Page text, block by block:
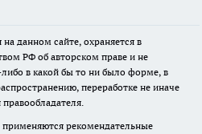
данном сайте, охраняется в
РФ об авторском праве и не
в какой бы то ни было форме, в
переработке не иначе
рекомендательные